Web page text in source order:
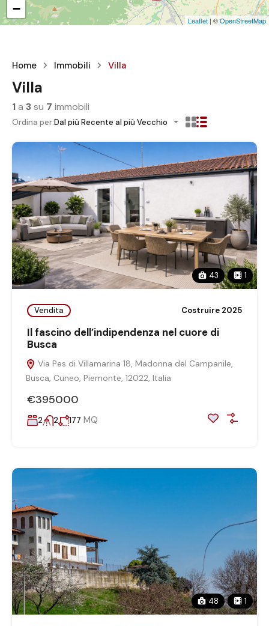
−
Leaflet | ©OpenStreetMap
Home Immobili Villa
Villa
1a 3su 7 immobili
Ordina per:Dal più Recente al più Vecchio
43 1
Vendita Costruire 2025
Il fascino dell’indipendenza nel cuore di
Busca
Via Pes di Villamarina 18, Madonna del Campanile,
Busca, Cuneo, Piemonte, 12022, Italia
€395000
2 2 177 MQ
48 1